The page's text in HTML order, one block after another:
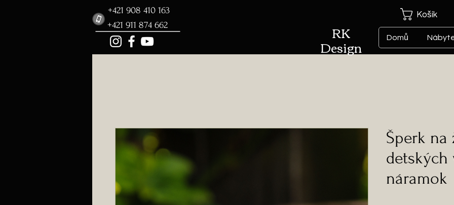
+421 908 410 163
+421 911 874 662
RK
Design
Košík
Domů
Šperk na
detských
náramok